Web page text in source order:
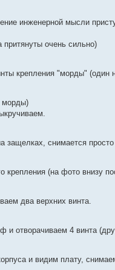
инженерной мысли
очень сильно)
крепления "морды"
морды)
снимается просто
крепления (на фото внизу
два верхних винта.
отворачиваем 4 винта
и видим плату,